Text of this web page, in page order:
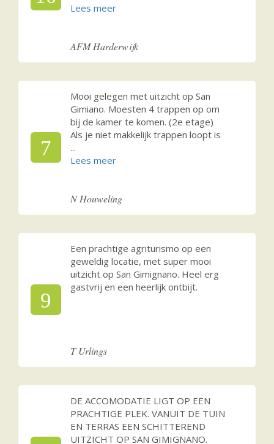
AFM Harderwijk
7
Mooi gelegen met uitzicht op San
Gimiano. Moesten 4 trappen op om
bij de kamer te komen. (2e etage)
Als je niet makkelijk trappen loopt is
...
N Houweling
9
Een prachtige agriturismo op een
geweldig locatie, met super mooi
uitzicht op San Gimignano. Heel erg
gastvrij en een heerlijk ontbijt.
T Urlings
DE ACCOMODATIE LIGT OP EEN
PRACHTIGE PLEK. VANUIT DE TUIN
EN TERRAS EEN SCHITTEREND
UITZICHT OP SAN GIMIGNANO.